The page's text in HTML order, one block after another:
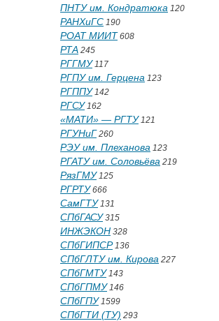
ПНТУ им. Кондратюка 120
РАНХиГС 190
РОАТ МИИТ 608
РТА 245
РГГМУ117
РГПУ им. Герцена 123
РГППУ142
РГСУ162
«МАТИ» — РГТУ121
РГУНиГ 260
РЭУ им. Плеханова 123
РГАТУ им. Соловьёва 219
РязГМУ125
РГРТУ666
СамГТУ131
СПбГАСУ315
ИНЖЭКОН 328
СПбГИПСР136
СПбГЛТУ им. Кирова 227
СПбГМТУ143
СПбГПМУ146
СПбГПУ1599
СПбГТИ (ТУ) 293